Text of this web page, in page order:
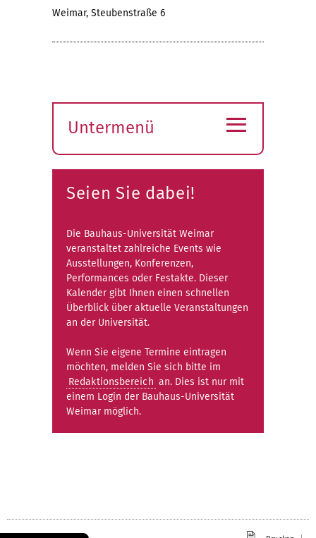
Weimar, Steubenstraße 6
Untermenü
öffnen
≡
Seien Sie dabei!
Die Bauhaus-Universität Weimar
veranstaltet zahlreiche Events wie
Ausstellungen, Konferenzen,
Performances oder Festakte. Dieser
Kalender gibt Ihnen einen schnellen
Überblick über aktuelle Veranstaltungen
an der Universität.
Wenn Sie eigene Termine eintragen
möchten, melden Sie sich bitte im
Redaktionsbereich an. Dies ist nur mit
einem Login der Bauhaus-Universität
Weimar möglich.